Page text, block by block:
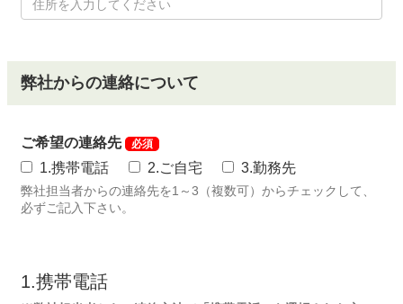
弊社からの連絡について
ご希望の連絡先 必須
1.携帯電話 2.ご自宅 3.勤務先
弊社担当者からの連絡先を1～3（複数可）からチェックして、
必ずご記入下さい。
1.携帯電話